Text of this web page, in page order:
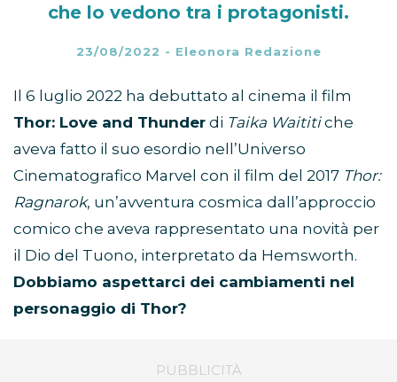
che lo vedono tra i protagonisti.
23/08/2022 - Eleonora Redazione
Il 6 luglio 2022 ha debuttato al cinema il film
Thor: Love and Thunder di Taika Waititiche
aveva fatto il suo esordio nell’Universo
Cinematografico Marvel con il film del 2017 Thor:
Ragnarok, un’avventura cosmica dall’approccio
comico che aveva rappresentato una novità per
il Dio del Tuono, interpretato da Hemsworth.
Dobbiamo aspettarci dei cambiamenti nel
personaggio di Thor?